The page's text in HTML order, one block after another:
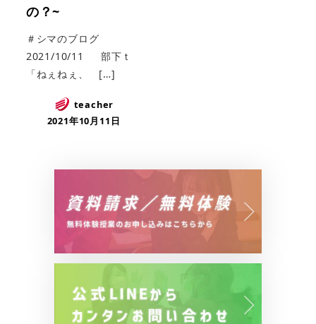
の？~
＃シマのブログ
2021/10/11 部下ｔ
「ねぇねぇ、 […]
teacher
2021年10月11日